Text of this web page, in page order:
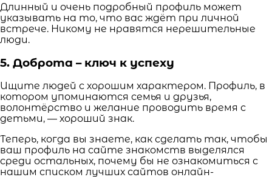
Длинный и очень подробный профиль может
указывать на то, что вас ждёт при личной
встрече. Никому не нравятся нерешительные
люди.
5. Доброта – ключ к успеху
Ищите людей с хорошим характером. Профиль, в
котором упоминаются семья и друзья,
волонтёрство и желание проводить время с
детьми, — хороший знак.
Теперь, когда вы знаете, как сделать так, чтобы
ваш профиль на сайте знакомств выделялся
среди остальных, почему бы не ознакомиться с
нашим списком лучших сайтов онлайн-